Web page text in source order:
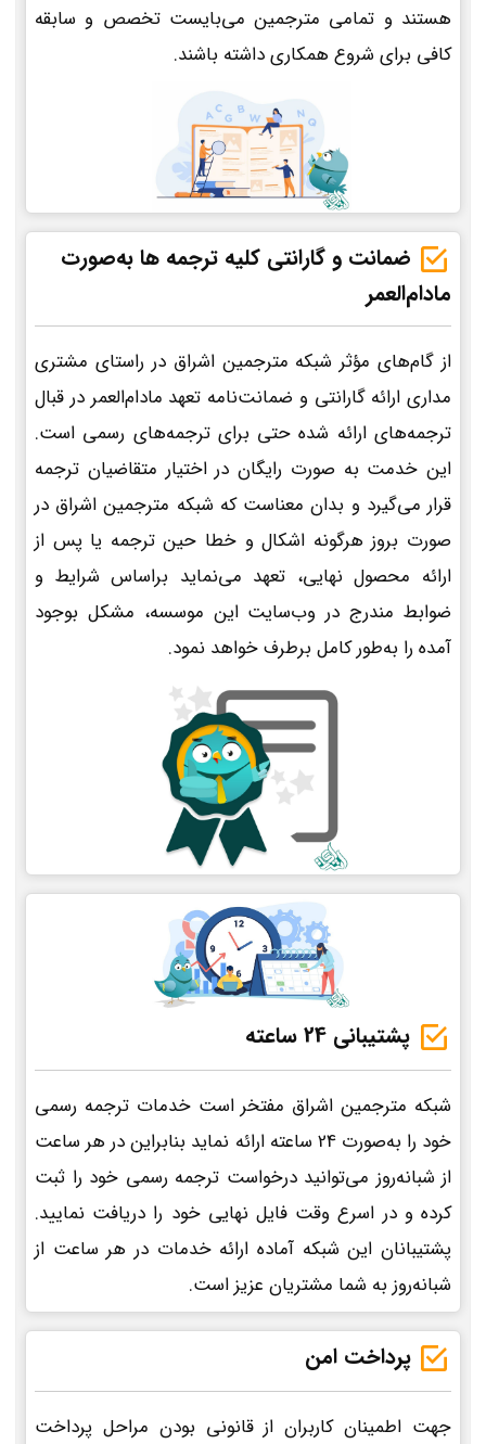
هستند و تمامی مترجمین می‌بایست تخصص و سابقه
کافی برای شروع همکاری داشته باشند.
ضمانت و گارانتی کلیه ترجمه ها به‌صورت
مادام‌العمر
از گام‌های مؤثر شبکه مترجمین اشراق در راستای مشتری
مداری ارائه گارانتی و ضمانت‌نامه تعهد مادام‌العمر در قبال
ترجمه‌های ارائه شده حتی برای ترجمه‌های رسمی است.
این خدمت به صورت رایگان در اختیار متقاضیان ترجمه
قرار می‌گیرد و بدان معناست که شبکه مترجمین اشراق در
صورت بروز هرگونه اشکال و خطا حین ترجمه یا پس از
ارائه محصول نهایی، تعهد می‌نماید براساس شرایط و
ضوابط مندرج در وب‌سایت این موسسه، مشکل بوجود
آمده را به‌طور کامل برطرف خواهد نمود.
پشتیبانی 24 ساعته
شبکه مترجمین اشراق مفتخر است خدمات ترجمه رسمی
خود را به‌صورت 24 ساعته ارائه نماید بنابراین در هر ساعت
از شبانه‌روز می‌توانید درخواست ترجمه رسمی خود را ثبت
کرده و در اسرع وقت فایل نهایی خود را دریافت نمایید.
پشتیبانان این شبکه آماده ارائه خدمات در هر ساعت از
شبانه‌روز به شما مشتریان عزیز است.
پرداخت امن
جهت اطمینان کاربران از قانونی بودن مراحل پرداخت